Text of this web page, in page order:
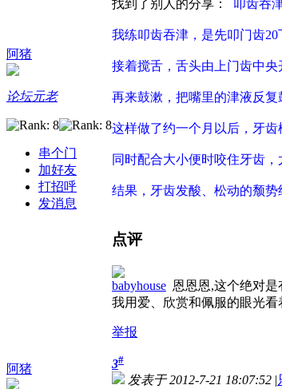
阿猪
论坛元老
串个门
加好友
打招呼
发消息
找到了别人的分享： 叩齿吞
我练叩齿吞津，是先叩门齿20
接着搅舌，舌头由上门齿中央
再来鼓漱，把嘴里的津液反
这样做了约一个月以后，牙齿
同时配合大小便时咬住牙齿，
结果，牙齿发酸、松动的颓
点评
babyhouse 恩恩恩,这个绝对
我用爱、欣赏和佩服的眼光看
举报
阿猪 3#
发表于 2012-7-21 18:07:52 |